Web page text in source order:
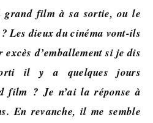
film à sa sortie, ou le
Les dieux du cinéma vont-ils
excès d’emballement si je dis
il y a quelques jours
film ? Je n’ai la réponse à
En revanche, il me semble